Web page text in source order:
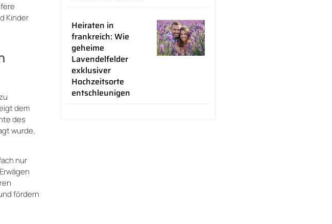
Kinder
dem
des
wurde,
nur
fördern
Heiraten in
frankreich: Wie
geheime
Lavendelfelder
exklusiver
Hochzeitsorte
entschleunigen